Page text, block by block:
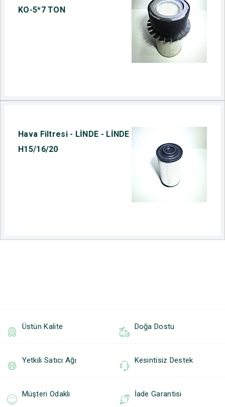
KO-5*7 TON
Hava Filtresi - LİNDE - LİNDE
H15/16/20
Üstün Kalite Doğa Dostu
Yetkili Satıcı Ağı Kesintisiz Destek
Müşteri Odaklı İade Garantisi